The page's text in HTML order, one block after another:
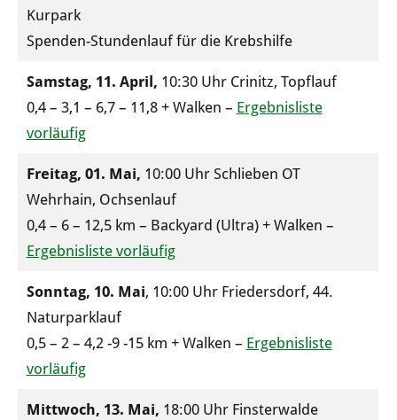
Kurpark
Spenden-Stundenlauf für die Krebshilfe
Samstag, 11. April, 10:30 Uhr Crinitz, Topflauf
0,4 – 3,1 – 6,7 – 11,8 + Walken – Ergebnisliste
vorläufig
Freitag, 01. Mai, 10:00 Uhr Schlieben OT
Wehrhain, Ochsenlauf
0,4 – 6 – 12,5 km – Backyard (Ultra) + Walken –
Ergebnisliste vorläufig
Sonntag, 10. Mai, 10:00 Uhr Friedersdorf, 44.
Naturparklauf
0,5 – 2 – 4,2 -9 -15 km + Walken – Ergebnisliste
vorläufig
Mittwoch, 13. Mai, 18:00 Uhr Finsterwalde